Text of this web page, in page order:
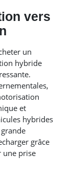
vers
un
hybride
et
hybrides
grâce
une prise